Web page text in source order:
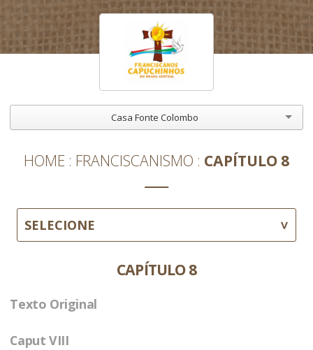
Casa Fonte Colombo
HOME FRANCISCANISMO CAPÍTULO 8
SELECIONE
CAPÍTULO 8
Texto Original
Caput VIII